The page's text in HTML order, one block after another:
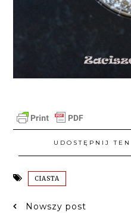
UDOSTĘPNIJ
CIASTA
Nowszy post